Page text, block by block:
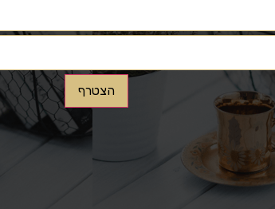
אנו משבחים ומפארים תמיד אשר ברא ה' הצדיקים
אמר שלקח לו פנאי זה ט"ז שנים שעה אחת בכל
בקודש, הספה"ק נתקבל בכל תפוצות ישראלל ספר
בו התלהבות ודבקות יראת ה' ואהבתו.
מרוב הערצה לרבם לא קיבלו עוד בני ברדיטשוב רב
הצטרף